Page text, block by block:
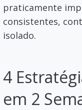
praticamente
consistentes,
isolado.
4
em 2